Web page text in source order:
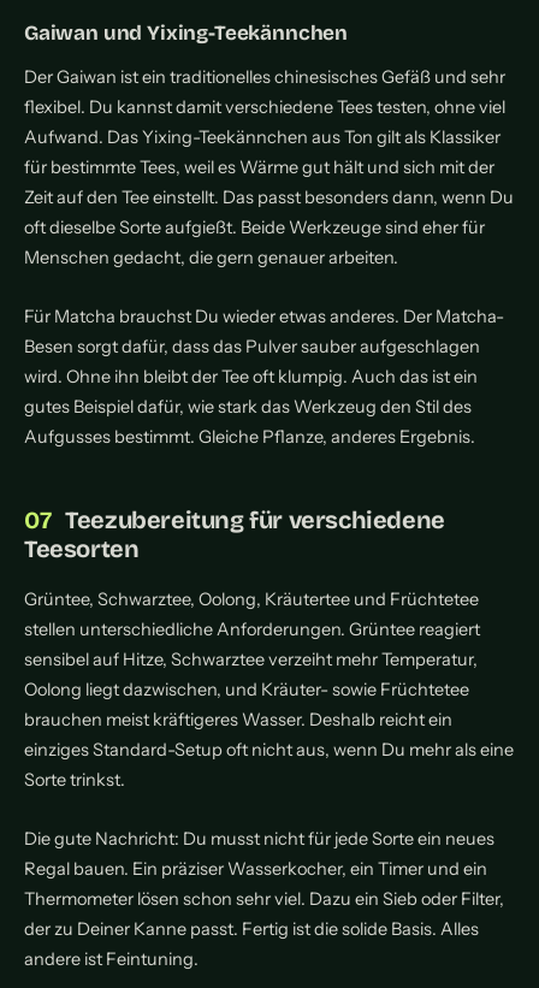
Gaiwan und Yixing-Teekännchen
Der Gaiwan ist ein traditionelles chinesisches Gefäß und sehr
flexibel. Du kannst damit verschiedene Tees testen, ohne viel
Aufwand. Das Yixing-Teekännchen aus Ton gilt als Klassiker
für bestimmte Tees, weil es Wärme gut hält und sich mit der
Zeit auf den Tee einstellt. Das passt besonders dann, wenn Du
oft dieselbe Sorte aufgießt. Beide Werkzeuge sind eher für
Menschen gedacht, die gern genauer arbeiten.
Für Matcha brauchst Du wieder etwas anderes. Der Matcha-
Besen sorgt dafür, dass das Pulver sauber aufgeschlagen
wird. Ohne ihn bleibt der Tee oft klumpig. Auch das ist ein
gutes Beispiel dafür, wie stark das Werkzeug den Stil des
Aufgusses bestimmt. Gleiche Pflanze, anderes Ergebnis.
Teezubereitung für verschiedene
Teesorten
Grüntee, Schwarztee, Oolong, Kräutertee und Früchtetee
stellen unterschiedliche Anforderungen. Grüntee reagiert
sensibel auf Hitze, Schwarztee verzeiht mehr Temperatur,
Oolong liegt dazwischen, und Kräuter- sowie Früchtetee
brauchen meist kräftigeres Wasser. Deshalb reicht ein
einziges Standard-Setup oft nicht aus, wenn Du mehr als eine
Sorte trinkst.
Die gute Nachricht: Du musst nicht für jede Sorte ein neues
Regal bauen. Ein präziser Wasserkocher, ein Timer und ein
Thermometer lösen schon sehr viel. Dazu ein Sieb oder Filter,
der zu Deiner Kanne passt. Fertig ist die solide Basis. Alles
andere ist Feintuning.